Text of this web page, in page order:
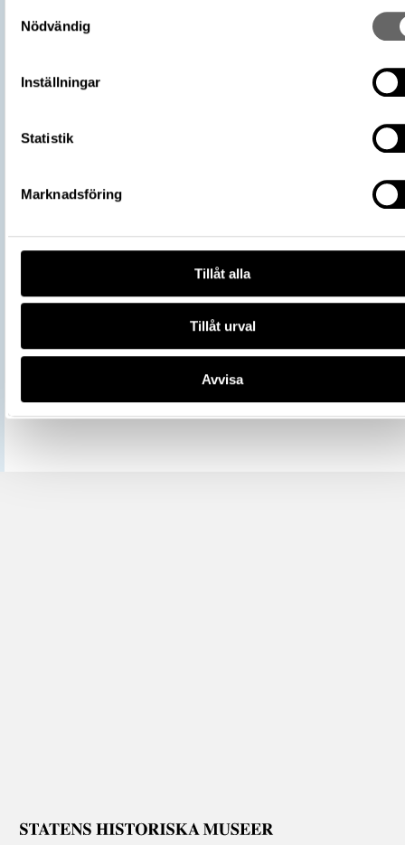
Nödvändig
Inställningar
Statistik
Marknadsföring
Tillåt alla
Tillåt urval
Avvisa
kommun, Landskap: Gotland, Land:
Arkeologisk kontext
https://samlingar.shm.se/object/
licensen CC0.
Mer information om licenser hos Statens historiska museer.